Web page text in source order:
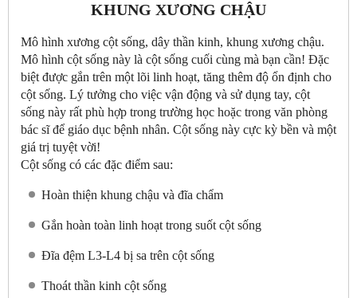
KHUNG XƯƠNG CHẬU
Mô hình xương cột sống, dây thần kinh, khung xương chậu.
Mô hình cột sống này là cột sống cuối cùng mà bạn cần! Đặc
biệt được gắn trên một lõi linh hoạt, tăng thêm độ ổn định cho
cột sống. Lý tưởng cho việc vận động và sử dụng tay, cột
sống này rất phù hợp trong trường học hoặc trong văn phòng
bác sĩ để giáo dục bệnh nhân. Cột sống này cực kỳ bền và một
giá trị tuyệt vời!
Cột sống có các đặc điểm sau:
Hoàn thiện khung chậu và đĩa chẩm
Gắn hoàn toàn linh hoạt trong suốt cột sống
Đĩa đệm L3-L4 bị sa trên cột sống
Thoát thần kinh cột sống